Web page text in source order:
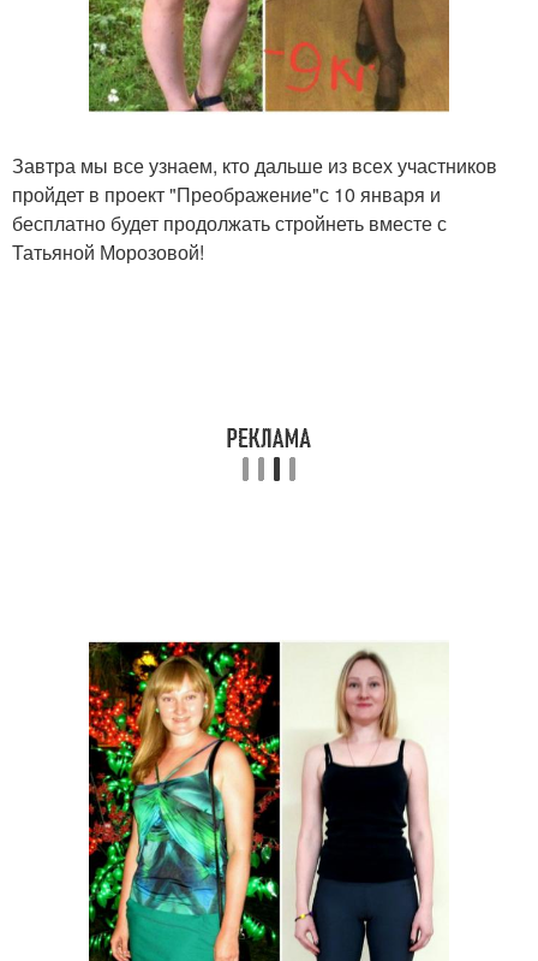
Завтра мы все узнаем, кто дальше из всех участников
пройдет в проект "Преображение"с 10 января и
бесплатно будет продолжать стройнеть вместе с
Татьяной Морозовой!